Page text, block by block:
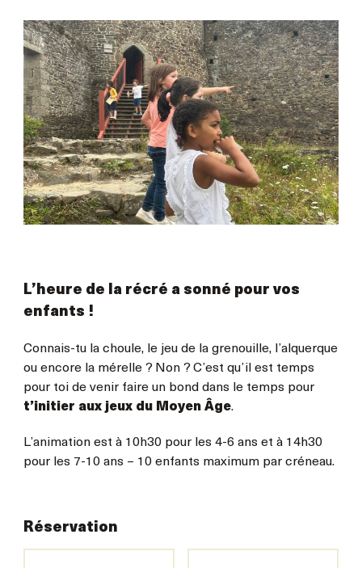
L’heure de la récré a sonné pour vos
enfants !
Connais-tu la choule, le jeu de la grenouille, l’alquerque
ou encore la mérelle ? Non ? C’est qu’il est temps
pour toi de venir faire un bond dans le temps pour
t’initier aux jeux du Moyen Âge.
L’animation est à 10h30 pour les 4-6 ans et à 14h30
pour les 7-10 ans – 10 enfants maximum par créneau.
Réservation